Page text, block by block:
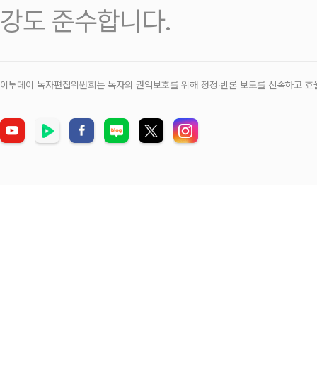
강도 준수합니다.
이투데이 독자편집위원회는 독자의 권익보호를 위해 정정‧반론 보도를 신속하고